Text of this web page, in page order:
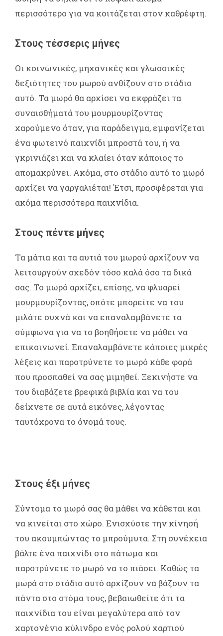
περισσότερο για να κοιτάζεται στον καθρέφτη.
Στους τέσσερις μήνες
Οι κοινωνικές, μηχανικές και γλωσσικές
δεξιότητες του μωρού ανθίζουν στο στάδιο
αυτό. Τα μωρό θα αρχίσει να εκφράζει τα
συναισθήματά του μουρμουρίζοντας
χαρούμενο όταν, για παράδειγμα, εμφανίζεται
ένα φωτεινό παιχνίδι μπροστά του, ή να
γκρινιάζει και να κλαίει όταν κάποιος το
απομακρύνει. Ακόμα, στο στάδιο αυτό το μωρό
αρχίζει να γαργαλιέται! Έτσι, προσφέρεται για
ακόμα περισσότερα παιχνίδια.
Στους πέντε μήνες
Τα μάτια και τα αυτιά του μωρού αρχίζουν να
λειτουργούν σχεδόν τόσο καλά όσο τα δικά
σας. Το μωρό αρχίζει, επίσης, να φλυαρεί
μουρμουρίζοντας, οπότε μπορείτε να του
μιλάτε συχνά και να επαναλαμβάνετε τα
σύμφωνα για να το βοηθήσετε να μάθει να
επικοινωνεί. Επαναλαμβάνετε κάποιες μικρές
λέξεις και παροτρύνετε το μωρό κάθε φορά
που προσπαθεί να σας μιμηθεί. Ξεκινήστε να
του διαβάζετε βρεφικά βιβλία και να του
δείχνετε σε αυτά εικόνες, λέγοντας
ταυτόχρονα το όνομά τους.
Στους έξι μήνες
Σύντομα το μωρό σας θα μάθει να κάθεται και
να κινείται στο χώρο. Ενισχύστε την κίνησή
του ακουμπώντας το μπρούμυτα. Στη συνέχεια
βάλτε ένα παιχνίδι στο πάτωμα και
παροτρύνετε το μωρό να το πιάσει. Καθώς τα
μωρά στο στάδιο αυτό αρχίζουν να βάζουν τα
πάντα στο στόμα τους, βεβαιωθείτε ότι τα
παιχνίδια του είναι μεγαλύτερα από τον
χαρτονένιο κύλινδρο ενός ρολού χαρτιού